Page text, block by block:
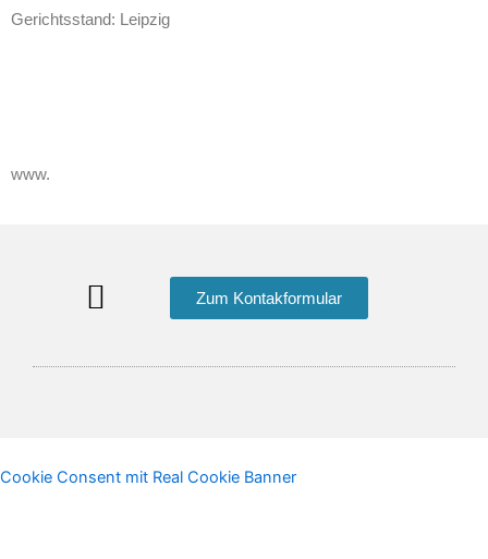
Gerichtsstand: Leipzig
www.
Zum Kontakformular
Cookie Consent mit Real Cookie Banner